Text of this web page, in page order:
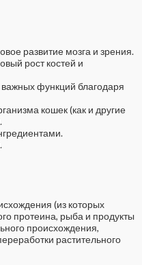
развитие мозга и зрения.
рост костей и
функций благодаря
кошек (как и другие
(из которых
протеина, рыба и продукты
происхождения,
растительного